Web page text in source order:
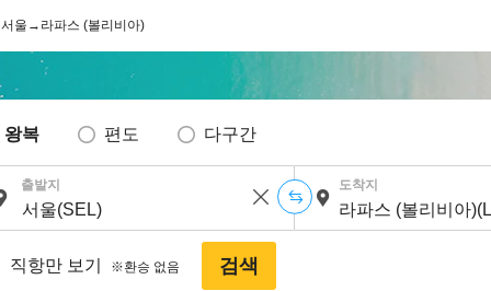
서울→라파스 (볼리비아)
왕복 편도 다구간
출발지 도착지
직항만 보기 ※환승 없음 검색